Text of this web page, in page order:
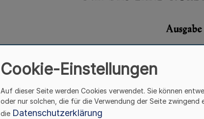
Cookie-Einstellungen
Auf dieser Seite werden Cookies verwendet. Sie können
oder nur solchen, die für die Verwendung der Seite zwingend
die Datenschutzerklärung